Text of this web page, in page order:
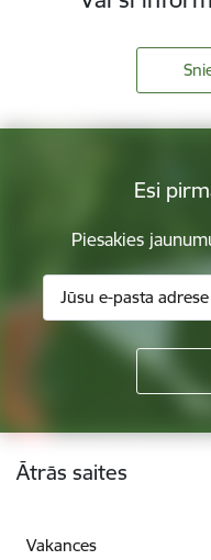
Esi
Piesakies
Kājene
Ātrās saites
Vakances